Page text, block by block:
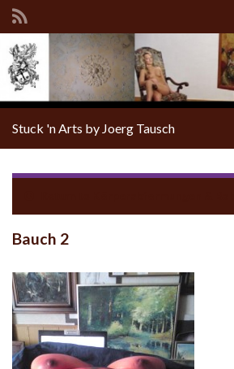
Stuck 'n Arts by Joerg Tausch
Bauch 2